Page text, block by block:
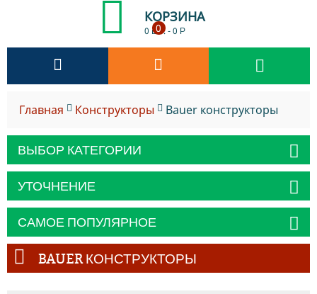
КОРЗИНА
0 шт.-0 Р
0
Главная Конструкторы Bauer конструкторы
ВЫБОР КАТЕГОРИИ
УТОЧНЕНИЕ
САМОЕ ПОПУЛЯРНОЕ
BAUER КОНСТРУКТОРЫ